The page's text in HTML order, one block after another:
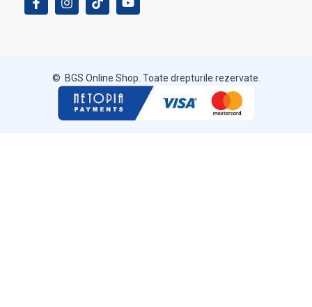
© BGS Online Shop. Toate drepturile rezervate.